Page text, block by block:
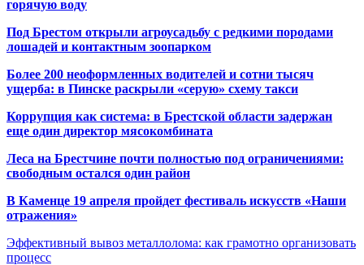
горячую воду
Под Брестом открыли агроусадьбу с редкими породами
лошадей и контактным зоопарком
Более 200 неоформленных водителей и сотни тысяч
ущерба: в Пинске раскрыли «серую» схему такси
Коррупция как система: в Брестской области задержан
еще один директор мясокомбината
Леса на Брестчине почти полностью под ограничениями:
свободным остался один район
В Каменце 19 апреля пройдет фестиваль искусств «Наши
отражения»
Эффективный вывоз металлолома: как грамотно организовать
процесс